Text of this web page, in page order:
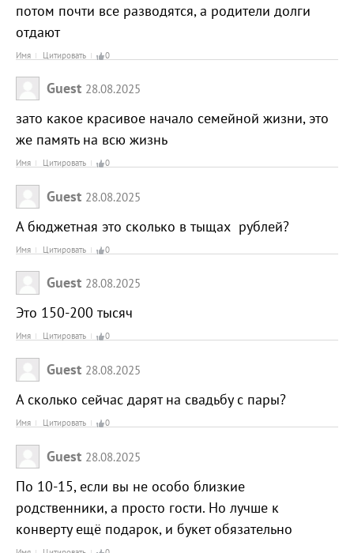
потом почти все разводятся, а родители долги
отдают
Имя Цитировать 0
Guest 28.08.2025
зато какое красивое начало семейной жизни, это
же память на всю жизнь
Имя Цитировать 0
Guest 28.08.2025
А бюджетная это сколько в тыщах рублей?
Имя Цитировать 0
Guest 28.08.2025
Это 150-200 тысяч
Имя Цитировать 0
Guest 28.08.2025
А сколько сейчас дарят на свадьбу с пары?
Имя Цитировать 0
Guest 28.08.2025
По 10-15, если вы не особо близкие
родственники, а просто гости. Но лучше к
конверту ещё подарок, и букет обязательно